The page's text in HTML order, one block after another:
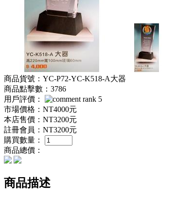
商品貨號：YC-P72-YC-K518-A大器
商品點擊數：3786
用戶評價：
市場價格： NT4000元
本店售價： NT3200元
註冊會員： NT3200元
購買數量：
商品總價：
商品描述